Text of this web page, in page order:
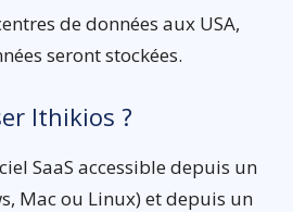
de données aux USA,
seront stockées.
Ithikios ?
SaaS accessible depuis un
Mac ou Linux) et depuis un